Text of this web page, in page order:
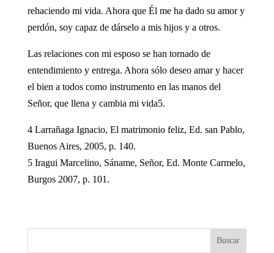
rehaciendo mi vida. Ahora que Él me ha dado su amor y
perdón, soy capaz de dárselo a mis hijos y a otros.
Las relaciones con mi esposo se han tornado de
entendimiento y entrega. Ahora sólo deseo amar y hacer
el bien a todos como instrumento en las manos del
Señor, que llena y cambia mi vida5.
4 Larrañaga Ignacio, El matrimonio feliz, Ed. san Pablo,
Buenos Aires, 2005, p. 140.
5 Iragui Marcelino, Sáname, Señor, Ed. Monte Carmelo,
Burgos 2007, p. 101.
Buscar